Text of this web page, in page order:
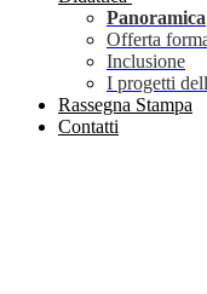
Panoramica
Offerta
Inclusione
I progetti
Rassegna Stampa
Contatti